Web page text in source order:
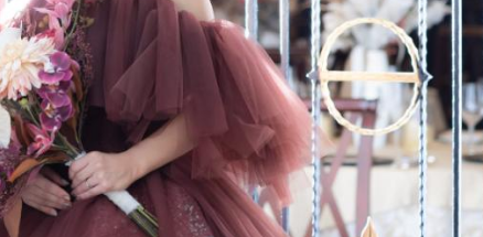
会社概要
お問い合わせ
パンフレット請求